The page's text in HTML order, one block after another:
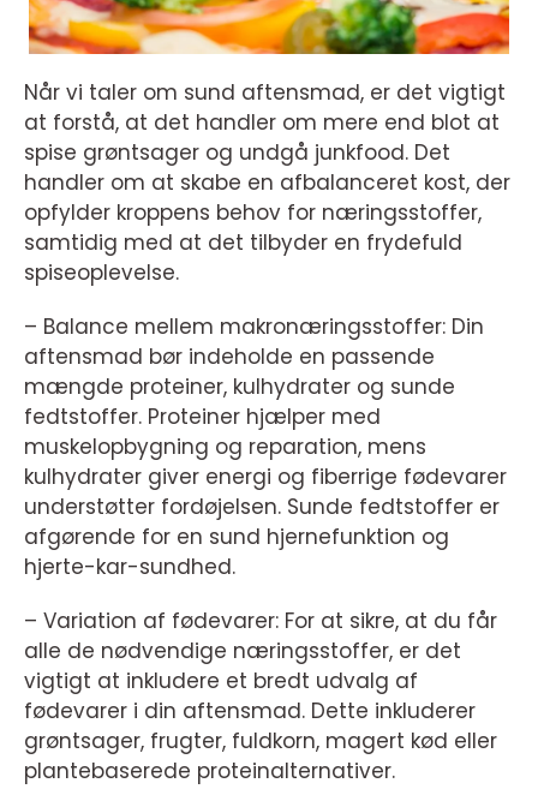
Når vi taler om sund aftensmad, er det vigtigt
at forstå, at det handler om mere end blot at
spise grøntsager og undgå junkfood. Det
handler om at skabe en afbalanceret kost, der
opfylder kroppens behov for næringsstoffer,
samtidig med at det tilbyder en frydefuld
spiseoplevelse.
– Balance mellem makronæringsstoffer: Din
aftensmad bør indeholde en passende
mængde proteiner, kulhydrater og sunde
fedtstoffer. Proteiner hjælper med
muskelopbygning og reparation, mens
kulhydrater giver energi og fiberrige fødevarer
understøtter fordøjelsen. Sunde fedtstoffer er
afgørende for en sund hjernefunktion og
hjerte-kar-sundhed.
– Variation af fødevarer: For at sikre, at du får
alle de nødvendige næringsstoffer, er det
vigtigt at inkludere et bredt udvalg af
fødevarer i din aftensmad. Dette inkluderer
grøntsager, frugter, fuldkorn, magert kød eller
plantebaserede proteinalternativer.